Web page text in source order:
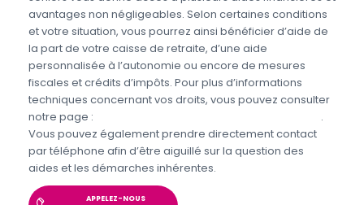
avantages non négligeables. Selon certaines conditions
et votre situation, vous pourrez ainsi bénéficier d’aide de
la part de votre caisse de retraite, d’une aide
personnalisée à l’autonomie ou encore de mesures
fiscales et crédits d’impôts. Pour plus d’informations
techniques concernant vos droits, vous pouvez consulter
notre page :
.
Vous pouvez également prendre directement contact
par téléphone afin d’être aiguillé sur la question des
aides et les démarches inhérentes.
APPELEZ-NOUS